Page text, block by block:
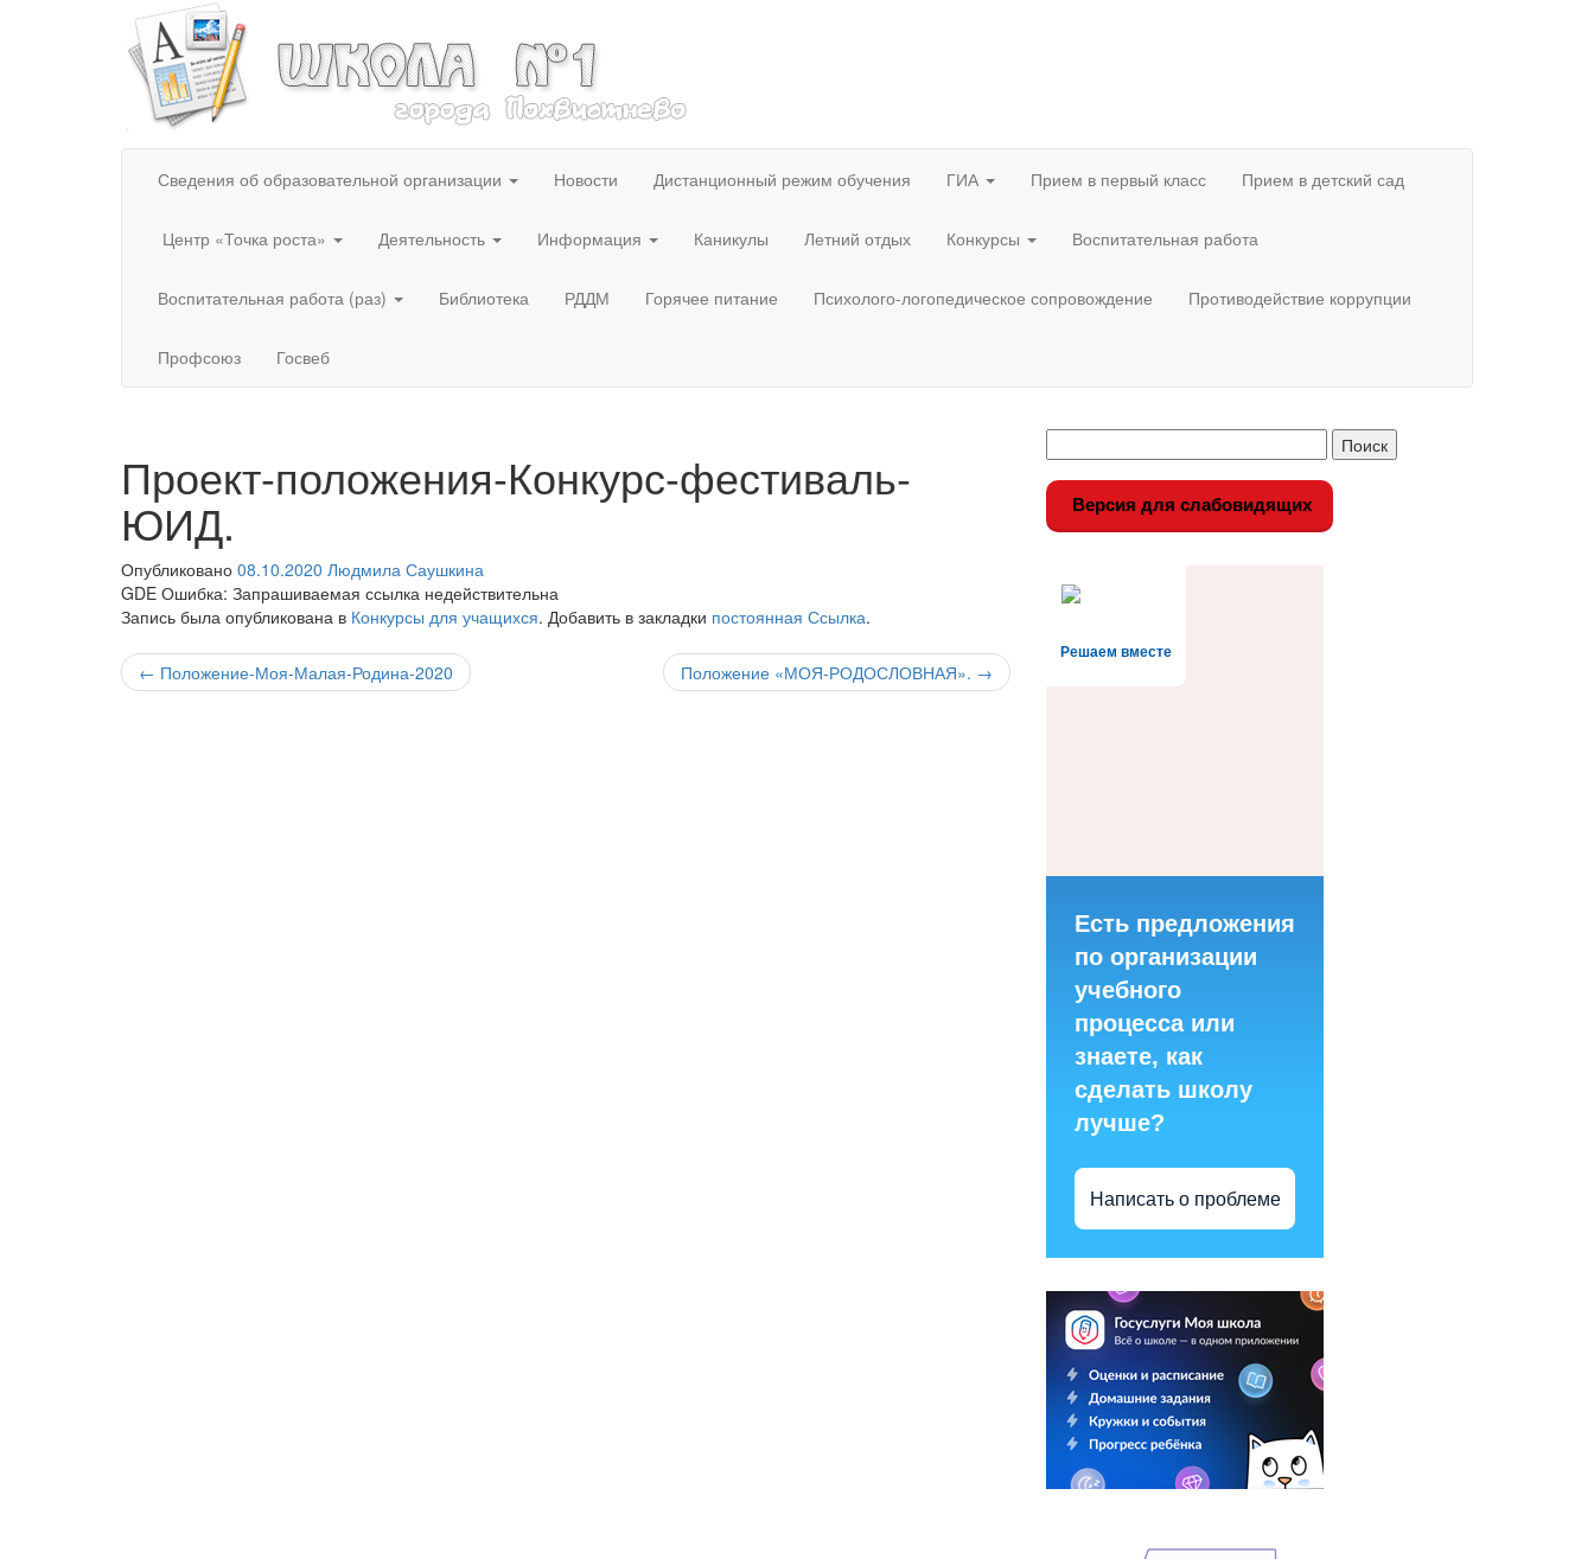
Сведения об образовательной организации Новости Дистанционный режим обучения ГИА Прием в первый класс Прием в детский сад
Центр «Точка роста» Деятельность Информация Каникулы Летний отдых Конкурсы Воспитательная работа
Воспитательная работа (раз) Библиотека РДДМ Горячее питание Психолого-логопедическое сопровождение Противодействие коррупции
Профсоюз Госвеб
Проект-положения-Конкурс-фестиваль-
ЮИД.
Опубликовано 08.10.2020 Людмила Саушкина
GDE Ошибка: Запрашиваемая ссылка недействительна
Запись была опубликована в Конкурсы для учащихся. Добавить в закладки постоянная Ссылка.
Навигация
← Положение-Моя-Малая-Родина-2020 Положение «МОЯ-РОДОСЛОВНАЯ». →
Версия для слабовидящих
Решаем вместе
Есть предложения
по организации
учебного
процесса или
знаете, как
сделать школу
лучше?
Написать о проблеме